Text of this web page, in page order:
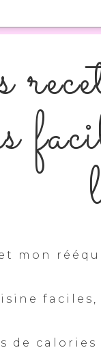
mon
de